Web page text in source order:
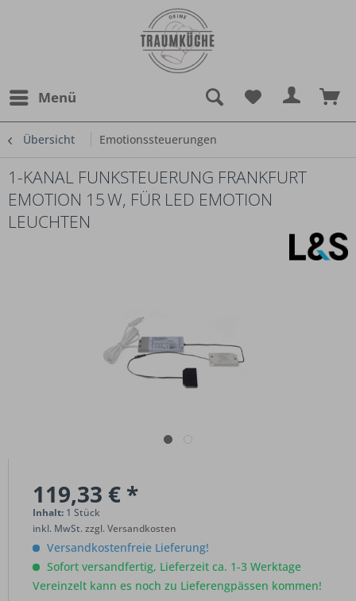
Menü
Übersicht Emotionssteuerungen
1-KANAL FUNKSTEUERUNG FRANKFURT
EMOTION 15 W, FÜR LED EMOTION
LEUCHTEN
119,33 € *
Inhalt: 1 Stück
inkl. MwSt.zzgl. Versandkosten
Versandkostenfreie Lieferung!
Sofort versandfertig, Lieferzeit ca. 1-3 Werktage
Vereinzelt kann es noch zu Lieferengpässen kommen!